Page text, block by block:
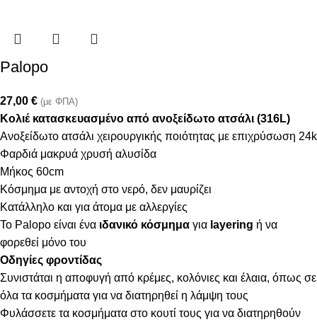
Palopo
27,00 € (με ΦΠΑ)
Κολιέ κατασκευασμένο από ανοξείδωτο ατσάλι (316L)
Ανοξείδωτο ατσάλι χειρουργικής ποιότητας με επιχρύσωση 24k
Φαρδιά μακρυά χρυσή αλυσίδα
Μήκος 60cm
Κόσμημα με αντοχή στο νερό, δεν μαυρίζει
Κατάλληλο και για άτομα με αλλεργίες
Το Palopo είναι ένα ιδανικό κόσμημα για layering ή να
φορεθεί μόνο του
Οδηγίες φροντίδας
Συνιστάται η αποφυγή από κρέμες, κολόνιες και έλαια, όπως σε
όλα τα κοσμήματα για να διατηρηθεί η λάμψη τους
Φυλάσσετε τα κοσμήματα στο κουτί τους για να διατηρηθούν